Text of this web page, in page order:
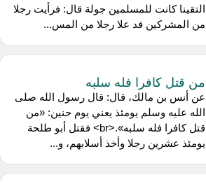
التقينا كانت للمسلمين جولة قال: فرأيت رجلا
من المشركين قد علا رجلا من المس...
من قتل كافرا فله سلبه
عن أنس بن مالك، قال: قال رسول الله صلى
الله عليه وسلم يومئذ يعني يوم حنين: «من
قتل كافرا فله سلبه».<br> فقتل أبو طلحة
يومئذ عشرين رجلا وأخذ أسلابهم، و...